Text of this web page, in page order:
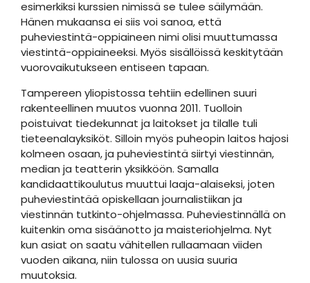
esimerkiksi kurssien nimissä se tulee säilymään.
Hänen mukaansa ei siis voi sanoa, että
puheviestintä-oppiaineen nimi olisi muuttumassa
viestintä-oppiaineeksi. Myös sisällöissä keskitytään
vuorovaikutukseen entiseen tapaan.
Tampereen yliopistossa tehtiin edellinen suuri
rakenteellinen muutos vuonna 2011. Tuolloin
poistuivat tiedekunnat ja laitokset ja tilalle tuli
tieteenalayksiköt. Silloin myös puheopin laitos hajosi
kolmeen osaan, ja puheviestintä siirtyi viestinnän,
median ja teatterin yksikköön. Samalla
kandidaattikoulutus muuttui laaja-alaiseksi, joten
puheviestintää opiskellaan journalistiikan ja
viestinnän tutkinto-ohjelmassa. Puheviestinnällä on
kuitenkin oma sisäänotto ja maisteriohjelma. Nyt
kun asiat on saatu vähitellen rullaamaan viiden
vuoden aikana, niin tulossa on uusia suuria
muutoksia.